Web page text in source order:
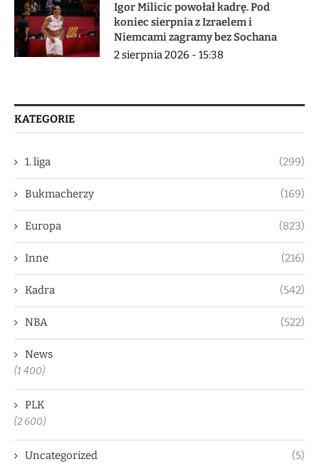
Igor Milicic powołał kadrę. Pod
koniec sierpnia z Izraelem i
Niemcami zagramy bez Sochana
2 sierpnia 2026 - 15:38
KATEGORIE
1. liga (299)
Bukmacherzy (169)
Europa (823)
Inne (216)
Kadra (542)
NBA (522)
News
(1 400)
PLK
(2 600)
Uncategorized (5)